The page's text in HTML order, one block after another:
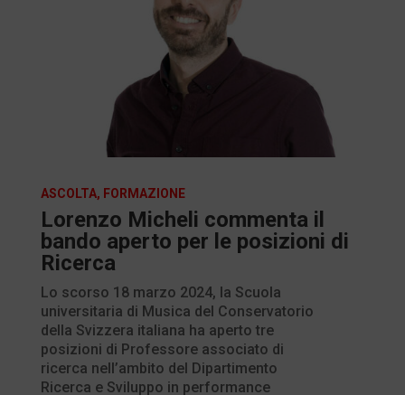
Lorenzo Micheli commenta il
bando aperto per le posizioni di
Ricerca
ASCOLTA, FORMAZIONE
Lo scorso 18 marzo 2024, la Scuola
universitaria di Musica del Conservatorio
della Svizzera italiana ha aperto tre
posizioni di Professore associato di
ricerca nell’ambito del Dipartimento
Ricerca e Sviluppo in performance